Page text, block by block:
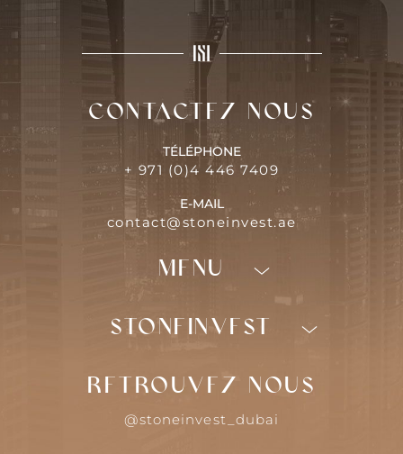
Contactez-nous
TÉLÉPHONE
+ 971 (0)4 446 7409
E-MAIL
contact@stoneinvest.ae
Investir àDubaï
Qui sommes-nous
Menu
Guides
Quartiers
STONEINVEST
Retrouvez-nous
@stoneinvest_dubai